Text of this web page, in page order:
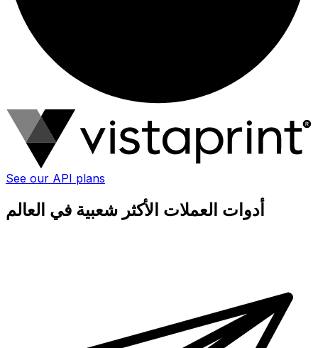
See our API plans
أدوات العملات الأكثر شعبية في العالم